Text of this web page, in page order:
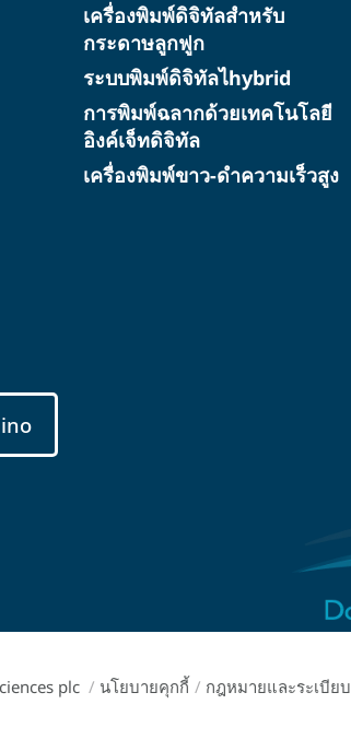
เครื่องพิมพ์ดิจิทัลสำหรับ
กระดาษลูกฟูก
ระบบพิมพ์ดิจิทัลไhybrid
การพิมพ์ฉลากด้วยเทคโนโลยี
อิงค์เจ็ทดิจิทัล
เครื่องพิมพ์ขาว-ดำความเร็วสูง
plc / นโยบายคุกกี้ / กฎหมายและระเบียบ